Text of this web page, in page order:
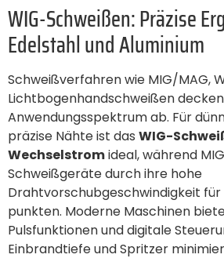
WIG-Schweißen: Präzise
Edelstahl und Aluminium
Schweißverfahren wie MIG/MAG,
Lichtbogenhandschweißen
Anwendungsspektrum ab. Für
präzise Nähte ist das WIG-
Wechselstromideal, während
Schweißgeräte durch ihre hohe
Drahtvorschubgeschwindigkeit
punkten. Moderne Maschinen
Pulsfunktionen und digitale
Einbrandtiefe und Spritzer